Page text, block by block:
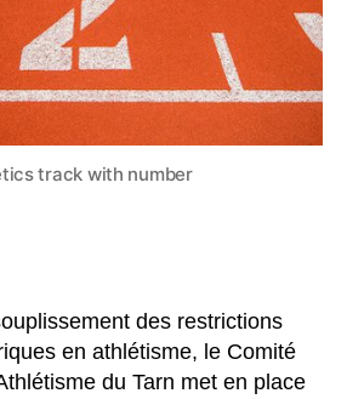
track with number
des restrictions
en athlétisme, le Comité
du Tarn met en place